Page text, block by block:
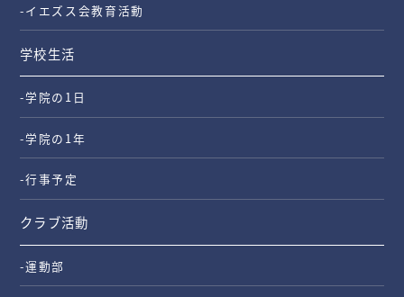
-イエズス会教育活動
学校生活
-学院の1日
-学院の1年
-行事予定
クラブ活動
-運動部